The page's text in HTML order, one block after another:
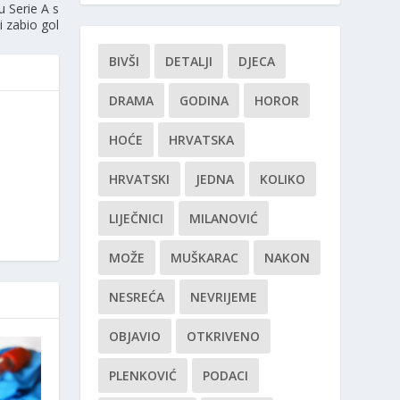
Serie A s
zabio gol
BIVŠI DETALJI DJECA
DRAMA GODINA HOROR
HOĆE HRVATSKA
HRVATSKI JEDNA KOLIKO
LIJEČNICI MILANOVIĆ
MOŽE MUŠKARAC NAKON
NESREĆA NEVRIJEME
OBJAVIO OTKRIVENO
PLENKOVIĆ PODACI